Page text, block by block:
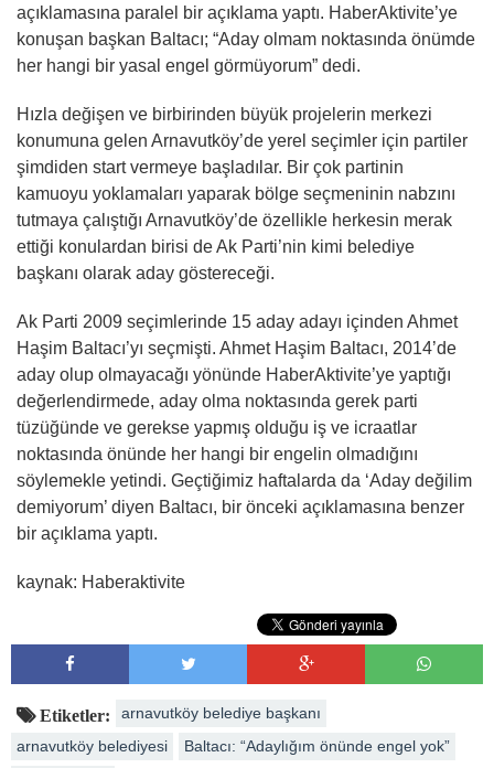
açıklamasına paralel bir açıklama yaptı. HaberAktivite’ye
konuşan başkan Baltacı; “Aday olmam noktasında önümde
her hangi bir yasal engel görmüyorum” dedi.
Hızla değişen ve birbirinden büyük projelerin merkezi
konumuna gelen Arnavutköy’de yerel seçimler için partiler
şimdiden start vermeye başladılar. Bir çok partinin
kamuoyu yoklamaları yaparak bölge seçmeninin nabzını
tutmaya çalıştığı Arnavutköy’de özellikle herkesin merak
ettiği konulardan birisi de Ak Parti’nin kimi belediye
başkanı olarak aday göstereceği.
Ak Parti 2009 seçimlerinde 15 aday adayı içinden Ahmet
Haşim Baltacı’yı seçmişti. Ahmet Haşim Baltacı, 2014’de
aday olup olmayacağı yönünde HaberAktivite’ye yaptığı
değerlendirmede, aday olma noktasında gerek parti
tüzüğünde ve gerekse yapmış olduğu iş ve icraatlar
noktasında önünde her hangi bir engelin olmadığını
söylemekle yetindi. Geçtiğimiz haftalarda da ‘Aday değilim
demiyorum’ diyen Baltacı, bir önceki açıklamasına benzer
bir açıklama yaptı.
kaynak: Haberaktivite
Etiketler:
arnavutköy belediye başkanı
arnavutköy belediyesi
Baltacı: “Adaylığım önünde engel yok”